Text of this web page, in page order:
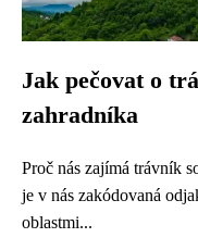
Jak pečovat o
zahradníka
Proč nás zajímá trávník
je v nás zakódovaná
oblastmi...